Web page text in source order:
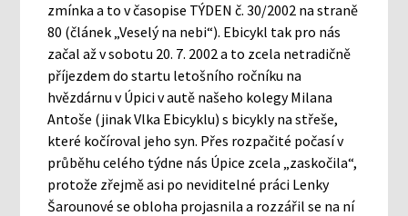
zmínka a to v časopise TÝDEN č. 30/2002 na straně
80 (článek „Veselý na nebi“). Ebicykl tak pro nás
začal až v sobotu 20. 7. 2002 a to zcela netradičně
příjezdem do startu letošního ročníku na
hvězdárnu v Úpici v autě našeho kolegy Milana
Antoše (jinak Vlka Ebicyklu) s bicykly na střeše,
které kočíroval jeho syn. Přes rozpačité počasí v
průběhu celého týdne nás Úpice zcela „zaskočila“,
protože zřejmě asi po neviditelné práci Lenky
Šarounové se obloha projasnila a rozzářil se na ní